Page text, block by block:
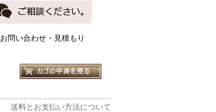
お問い合わせ・見積もり
送料とお支払い方法について